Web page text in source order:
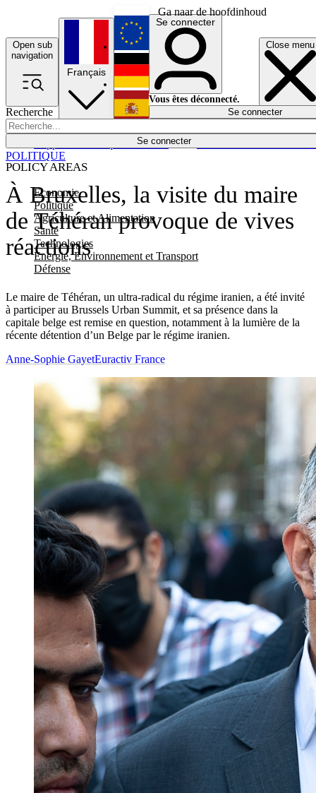
Ga naar de hoofdinhoud
Open sub
navigation
Close menu
Recherche
Se connecter
POLICY AREAS
Economie
Politique
Agriculture et Alimentation
Santé
Technologies
Energie, Environnement et Transport
Défense
Économie
Français
English
Deutsch
Español
Se connecter
Vous êtes déconnecté.
Se connecter
À Bruxelles, la visite du maire
de Téhéran provoque de vives
réactions
Le maire de Téhéran, un ultra-radical du régime iranien, a été invité
à participer au Brussels Urban Summit, et sa présence dans la
capitale belge est remise en question, notamment à la lumière de la
récente détention d’un Belge par le régime iranien.
POLITIQUE
Anne-Sophie GayetEuractiv France